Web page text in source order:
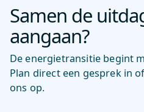
Samen de
aangaan?
De energietransitie begint
Plan direct een gesprek in
ons op.